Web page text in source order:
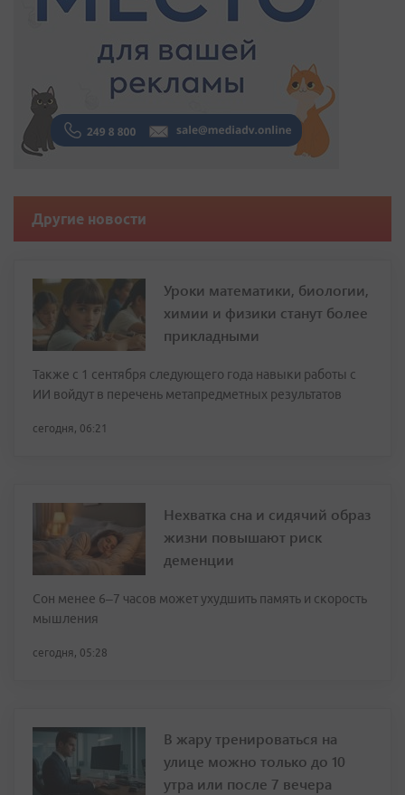
Другие новости
Уроки математики, биологии,
химии и физики станут более
прикладными
Также с 1 сентября следующего года навыки работы с
ИИ войдут в перечень метапредметных результатов
сегодня, 06:21
Нехватка сна и сидячий образ
жизни повышают риск
деменции
Сон менее 6–7 часов может ухудшить память и скорость
мышления
сегодня, 05:28
В жару тренироваться на
улице можно только до 10
утра или после 7 вечера